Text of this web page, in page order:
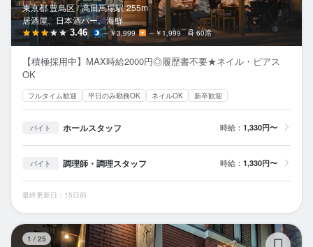
東京都 豊島区 / 高田馬場駅 255m
居酒屋、日本酒バー、海鮮
3.46 ～￥3,999 ～￥1,999 60席
【積極採用中】MAX時給2000円◎履歴書不要★ネイル・ピアス
OK
フルタイム歓迎 平日のみ勤務OK ネイルOK 新卒歓迎
バイト ホールスタッフ 時給： 1,330円〜
バイト 調理師・調理スタッフ 時給： 1,330円〜
最終更新日：15日前
1 / 25